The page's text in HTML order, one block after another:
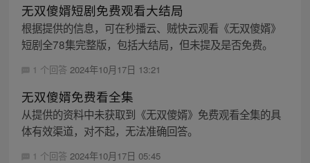
无双傻婿短剧免费观看大结局
根据提供的信息，可在秒播云、贼快云观看《无双傻婿》
短剧全78集完整版，包括大结局，但未提及是否免费。
1 个回答 2024年10月17日 13:21
无双傻婿免费看全集
从提供的资料中未获取到《无双傻婿》免费观看全集的具
体有效渠道，对不起，无法准确回答。
1 个回答 2024年10月17日 05:45